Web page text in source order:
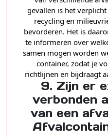
gevallen is het
recycling en
bevorderen. Het is
te informeren over
samen mogen worden
container, zodat je
richtlijnen en bijdraagt
9. Zijn er
verbonden
van een